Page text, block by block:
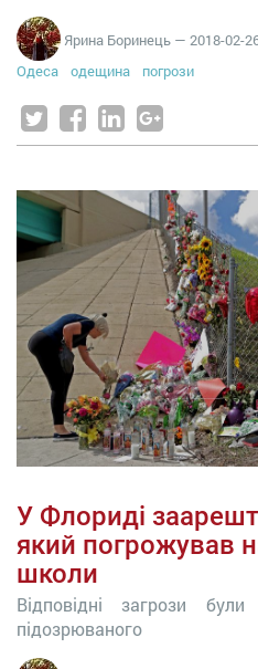
Ярина Боринець — 2018-02-
Одеса
одещина погрози
У Флориді
який погрожував
школи
Відповідні загрози
підозрюваного